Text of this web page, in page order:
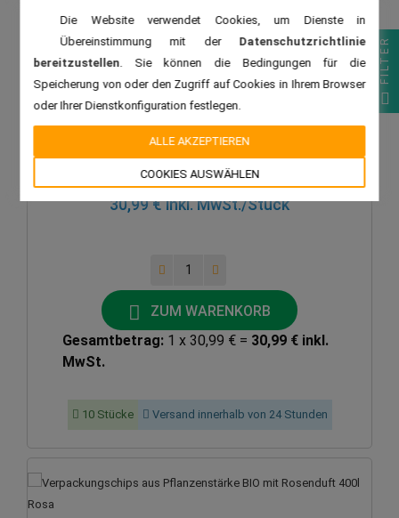
von 3 Stück: 29,99 € inkl. MwSt.
von 5 Stück: 28,99 € inkl. MwSt.
von 6 Stück: 27,99 € inkl. MwSt.
30,99 € inkl. MwSt./Stück
ZUM WARENKORB
Gesamtbetrag: 1 x 30,99 € = 30,99 € inkl.
MwSt.
10 Stücke Versand innerhalb von 24 Stunden
Die Website verwendet Cookies, um Dienste in
Übereinstimmung mit der Datenschutzrichtlinie
bereitzustellen. Sie können die Bedingungen für die
Speicherung von oder den Zugriff auf Cookies in Ihrem Browser
oder Ihrer Dienstkonfiguration festlegen.
COOKIES AUSWÄHLEN
ALLE AKZEPTIEREN
FILTER